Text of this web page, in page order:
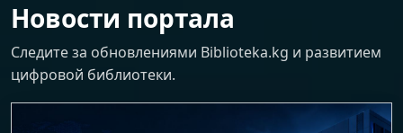
Новости портала
Следите за обновлениями Biblioteka.kg и развитием
цифровой библиотеки.